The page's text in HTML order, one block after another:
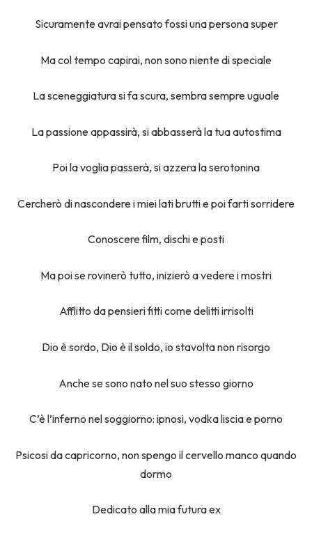
Sicuramente avrai pensato fossi una persona super
Ma col tempo capirai, non sono niente di speciale
La sceneggiatura si fa scura, sembra sempre uguale
La passione appassirà, si abbasserà la tua autostima
Poi la voglia passerà, si azzera la serotonina
Cercherò di nascondere i miei lati brutti e poi farti sorridere
Conoscere film, dischi e posti
Ma poi se rovinerò tutto, inizierò a vedere i mostri
Afflitto da pensieri fitti come delitti irrisolti
Dio è sordo, Dio è il soldo, io stavolta non risorgo
Anche se sono nato nel suo stesso giorno
C’è l’inferno nel soggiorno: ipnosi, vodka liscia e porno
Psicosi da capricorno, non spengo il cervello manco quando
dormo
Dedicato alla mia futura ex